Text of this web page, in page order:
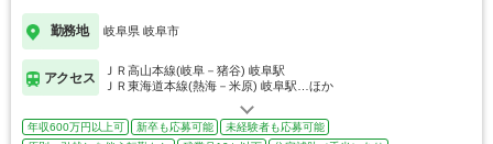
勤務地 岐阜県 岐阜市
アクセス
ＪＲ高山本線(岐阜－猪谷) 岐阜駅
ＪＲ東海道本線(熱海－米原) 岐阜駅…ほか
年収600万円以上可 新卒も応募可能
未経験者も応募可能